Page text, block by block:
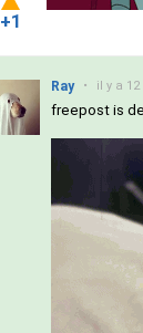
+1
Ray • il y a 12
freepost is